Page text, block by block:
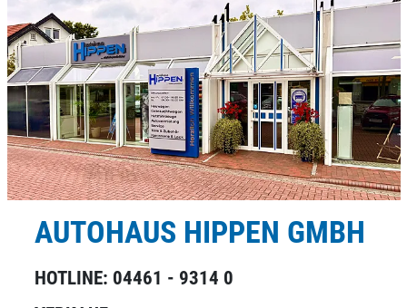
AUTOHAUS HIPPEN GMBH
HOTLINE: 04461 - 9314 0